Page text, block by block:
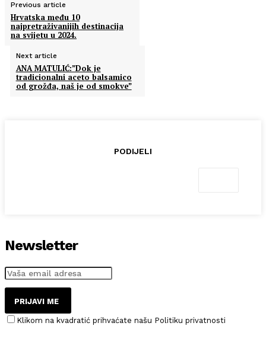
Previous article
Hrvatska među 10
najpretraživanijih destinacija
na svijetu u 2024.
Next article
ANA MATULIĆ:”Dok je
tradicionalni aceto balsamico
od grožđa, naš je od smokve”
PODIJELI
Newsletter
PRIJAVI ME
Klikom na kvadratić prihvaćate našu Politiku privatnosti